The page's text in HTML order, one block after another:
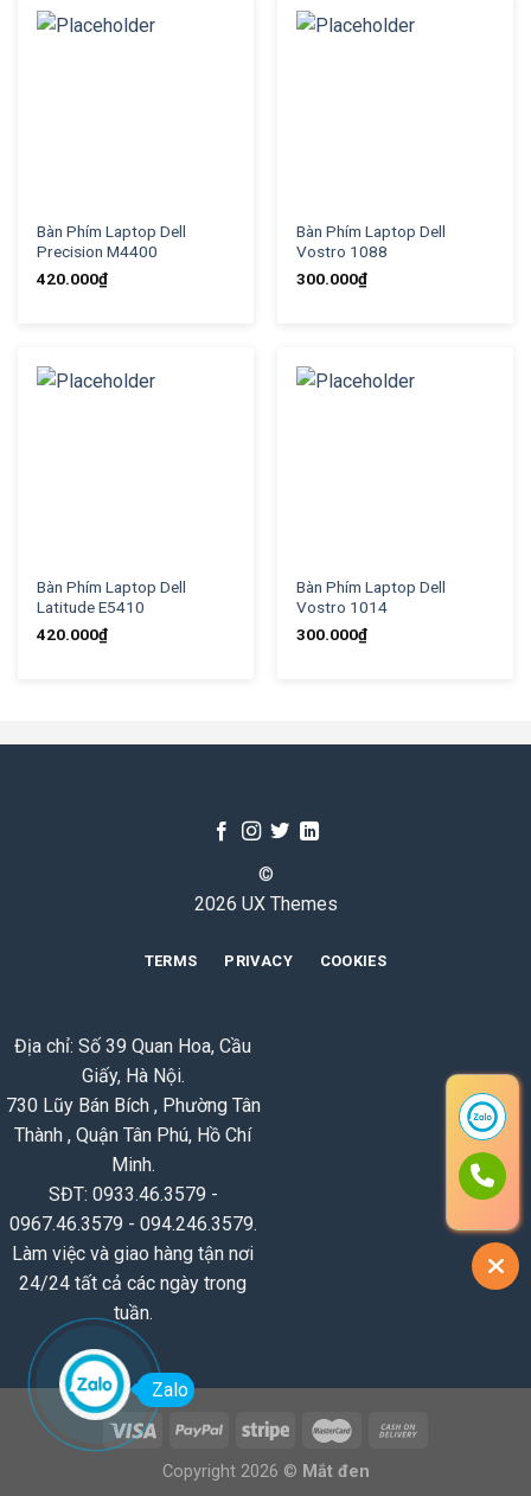
Bàn Phím Laptop Dell
Precision M4400
420.000₫
Bàn Phím Laptop Dell
Vostro 1088
300.000₫
Bàn Phím Laptop Dell
Latitude E5410
420.000₫
Bàn Phím Laptop Dell
Vostro 1014
300.000₫
©
2026 UX Themes
TERMS PRIVACY COOKIES
Địa chỉ: Số 39 Quan Hoa, Cầu
Giấy, Hà Nội.
730 Lũy Bán Bích , Phường Tân
Thành , Quận Tân Phú, Hồ Chí
Minh.
SĐT: 0933.46.3579 -
0967.46.3579 - 094.246.3579.
Làm việc và giao hàng tận nơi
24/24 tất cả các ngày trong
tuần.
Copyright 2026 © Mắt đen
Zalo